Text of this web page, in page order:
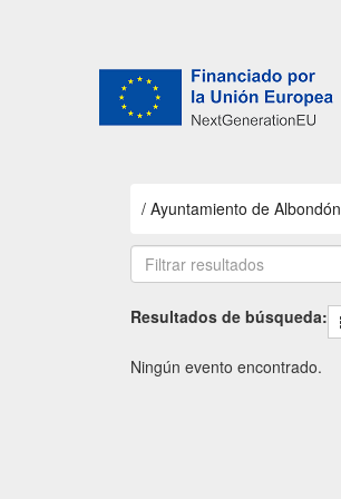
/ Ayuntamiento de Albondón
Resultados de búsqueda:
Ningún evento encontrado.